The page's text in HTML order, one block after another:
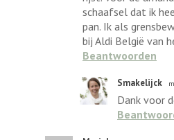
schaafsel dat ik
pan. Ik als
bij Aldi België van
Beantwoorden
Smakelijck
Dank voor